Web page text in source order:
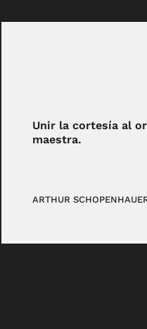
Unir la cortesía al
maestra.
ARTHUR